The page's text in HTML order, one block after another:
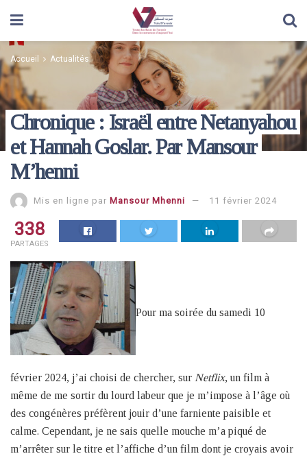
Accueil Actualités
Chronique : Israël entre Netanyahou
et Hannah Goslar. Par Mansour
M’henni
Mis en ligne par Mansour Mhenni 11 février 2024
338
PARTAGES
Pour ma soirée du samedi 10
février 2024, j’ai choisi de chercher, sur Netflix, un film à
même de me sortir du lourd labeur que je m’impose à l’âge où
des congénères préfèrent jouir d’une farniente paisible et
calme. Cependant, je ne sais quelle mouche m’a piqué de
m’arrêter sur le titre et l’affiche d’un film dont je croyais avoir